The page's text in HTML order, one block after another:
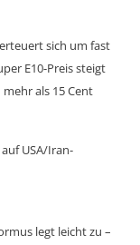
sich um fast
E10-Preis steigt
als 15 Cent
USA/Iran-
legt leicht zu –